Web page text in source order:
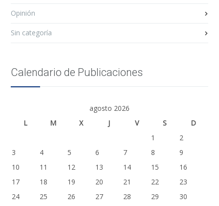
Opinión
Sin categoría
Calendario de Publicaciones
agosto 2026
L
M X J V S D
1
2
3
4 5 6 7 8
9
10
11 12 13 14 15
16
17
18 19 20 21 22
23
24
25 26 27 28 29
30